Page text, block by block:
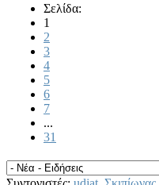
Σελίδα:
1
2
3
4
5
6
7
...
31